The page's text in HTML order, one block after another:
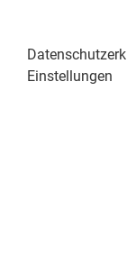
Einstellungen